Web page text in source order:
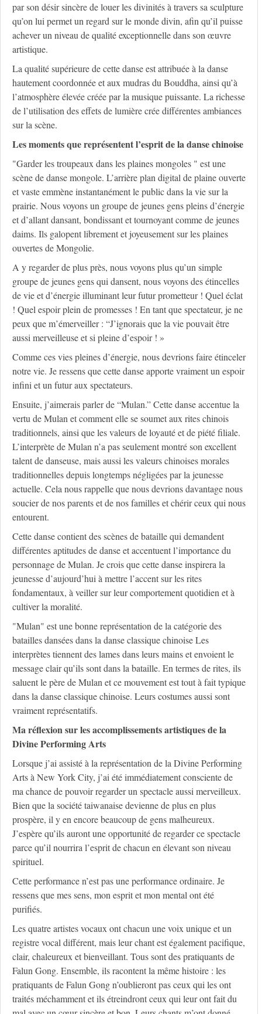
par son désir sincère de louer les divinités à travers sa sculpture
qu’on lui permet un regard sur le monde divin, afin qu’il puisse
achever un niveau de qualité exceptionnelle dans son œuvre
artistique.
La qualité supérieure de cette danse est attribuée à la danse
hautement coordonnée et aux mudras du Bouddha, ainsi qu’à
l’atmosphère élevée créée par la musique puissante. La richesse
de l’utilisation des effets de lumière crée différentes ambiances
sur la scène.
Les moments que représentent l’esprit de la danse chinoise
"Garder les troupeaux dans les plaines mongoles " est une
scène de danse mongole. L’arrière plan digital de plaine ouverte
et vaste emmène instantanément le public dans la vie sur la
prairie. Nous voyons un groupe de jeunes gens pleins d’énergie
et d’allant dansant, bondissant et tournoyant comme de jeunes
daims. Ils galopent librement et joyeusement sur les plaines
ouvertes de Mongolie.
A y regarder de plus près, nous voyons plus qu’un simple
groupe de jeunes gens qui dansent, nous voyons des étincelles
de vie et d’énergie illuminant leur futur prometteur ! Quel éclat
! Quel espoir plein de promesses ! En tant que spectateur, je ne
peux que m’émerveiller : “J’ignorais que la vie pouvait être
aussi merveilleuse et si pleine d’espoir ! »
Comme ces vies pleines d’énergie, nous devrions faire étinceler
notre vie. Je ressens que cette danse apporte vraiment un espoir
infini et un futur aux spectateurs.
Ensuite, j’aimerais parler de “Mulan.” Cette danse accentue la
vertu de Mulan et comment elle se soumet aux rites chinois
traditionnels, ainsi que les valeurs de loyauté et de piété filiale.
L’interprète de Mulan n’a pas seulement montré son excellent
talent de danseuse, mais aussi les valeurs chinoises morales
traditionnelles depuis longtemps négligées par la jeunesse
actuelle. Cela nous rappelle que nous devrions davantage nous
soucier de nos parents et de nos familles et chérir ceux qui nous
entourent.
Cette danse contient des scènes de bataille qui demandent
différentes aptitudes de danse et accentuent l’importance du
personnage de Mulan. Je crois que cette danse inspirera la
jeunesse d’aujourd’hui à mettre l’accent sur les rites
fondamentaux, à veiller sur leur comportement quotidien et à
cultiver la moralité.
"Mulan" est une bonne représentation de la catégorie des
batailles dansées dans la danse classique chinoise Les
interprètes tiennent des lames dans leurs mains et envoient le
message clair qu’ils sont dans la bataille. En termes de rites, ils
saluent le père de Mulan et ce mouvement est tout à fait typique
dans la danse classique chinoise. Leurs costumes aussi sont
vraiment représentatifs.
Ma réflexion sur les accomplissements artistiques de la
Divine Performing Arts
Lorsque j’ai assisté à la représentation de la Divine Performing
Arts à New York City, j’ai été immédiatement consciente de
ma chance de pouvoir regarder un spectacle aussi merveilleux.
Bien que la société taiwanaise devienne de plus en plus
prospère, il y en encore beaucoup de gens malheureux.
J’espère qu’ils auront une opportunité de regarder ce spectacle
parce qu’il nourrira l’esprit de chacun en élevant son niveau
spirituel.
Cette performance n’est pas une performance ordinaire. Je
ressens que mes sens, mon esprit et mon mental ont été
purifiés.
Les quatre artistes vocaux ont chacun une voix unique et un
registre vocal différent, mais leur chant est également pacifique,
clair, chaleureux et bienveillant. Tous sont des pratiquants de
Falun Gong. Ensemble, ils racontent la même histoire : les
pratiquants de Falun Gong n’oublieront pas ceux qui les ont
traités méchamment et ils étreindront ceux qui leur ont fait du